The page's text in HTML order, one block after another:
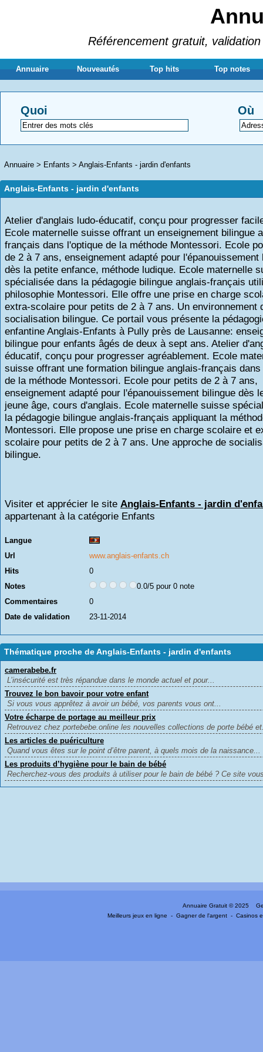
Référencement gratuit,
Annuaire Nouveautés Top hits Top notes
Quoi Où
Annuaire > Enfants > Anglais-Enfants - jardin d'enfants
Anglais-Enfants - jardin d'enfants
Atelier d'anglais ludo-éducatif, conçu pour progresser
Ecole maternelle suisse offrant un enseignement bilingue
français dans l'optique de la méthode Montessori. Ecole
de 2 à 7 ans, enseignement adapté pour l'épanouissement
dès la petite enfance, méthode ludique. Ecole maternelle
spécialisée dans la pédagogie bilingue anglais-français
philosophie Montessori. Elle offre une prise en charge
extra-scolaire pour petits de 2 à 7 ans. Un environnement
socialisation bilingue. Ce portail vous présente la
enfantine Anglais-Enfants à Pully près de Lausanne:
bilingue pour enfants âgés de deux à sept ans. Atelier
éducatif, conçu pour progresser agréablement. Ecole
suisse offrant une formation bilingue anglais-français dans
de la méthode Montessori. Ecole pour petits de 2 à 7 ans,
enseignement adapté pour l'épanouissement bilingue dès
jeune âge, cours d'anglais. Ecole maternelle suisse
la pédagogie bilingue anglais-français appliquant la
Montessori. Elle propose une prise en charge scolaire et
scolaire pour petits de 2 à 7 ans. Une approche de
bilingue.
Visiter et apprécier le site Anglais-Enfants - jardin
appartenant à la catégorie Enfants
Langue
Url
www.anglais-enfants.ch
Hits
0
Notes
0.0/5 pour 0 note
Commentaires
0
Date de validation
23-11-2014
Thématique proche de Anglais-Enfants - jardin d'enfants
camerabebe.fr
L’insécurité est très répandue dans le monde actuel et pour...
Trouvez le bon bavoir pour votre enfant
Si vous vous apprêtez à avoir un bébé, vos parents vous ont...
Votre écharpe de portage au meilleur prix
Retrouvez chez portebebe.online les nouvelles collections de porte bébé
Les articles de puériculture
Quand vous êtes sur le point d’être parent, à quels mois de la naissance...
Les produits d’hygiène pour le bain de bébé
Recherchez-vous des produits à utiliser pour le bain de bébé ? Ce site
Annuaire Gratuit © 2025
Meilleurs jeux en ligne
-Gagner de l'argent -Casinos